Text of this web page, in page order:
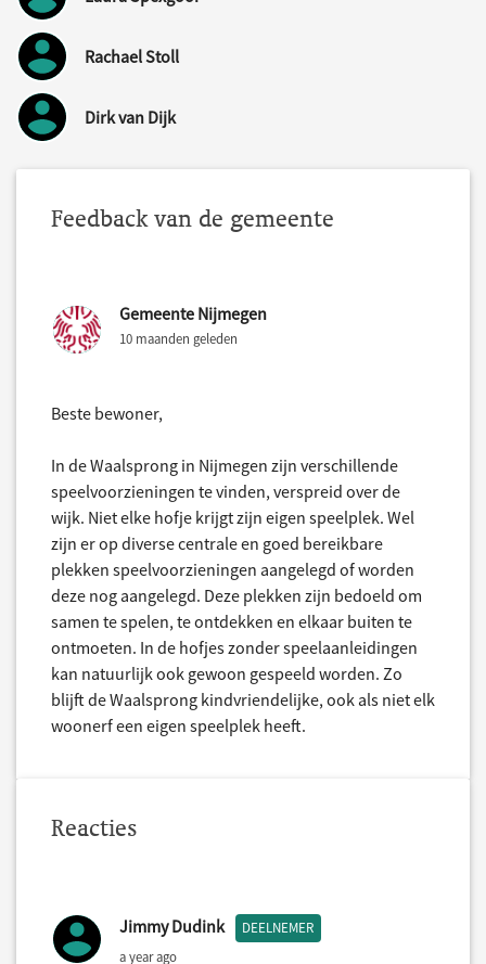
Rachael Stoll
Dirk van Dijk
Feedback van de gemeente
Gemeente Nijmegen
10 maanden geleden
Beste bewoner,
In de Waalsprong in Nijmegen zijn verschillende
speelvoorzieningen te vinden, verspreid over de
wijk. Niet elke hofje krijgt zijn eigen speelplek. Wel
zijn er op diverse centrale en goed bereikbare
plekken speelvoorzieningen aangelegd of worden
deze nog aangelegd. Deze plekken zijn bedoeld om
samen te spelen, te ontdekken en elkaar buiten te
ontmoeten. In de hofjes zonder speelaanleidingen
kan natuurlijk ook gewoon gespeeld worden. Zo
blijft de Waalsprong kindvriendelijke, ook als niet elk
woonerf een eigen speelplek heeft.
Reacties
Jimmy Dudink DEELNEMER
a year ago